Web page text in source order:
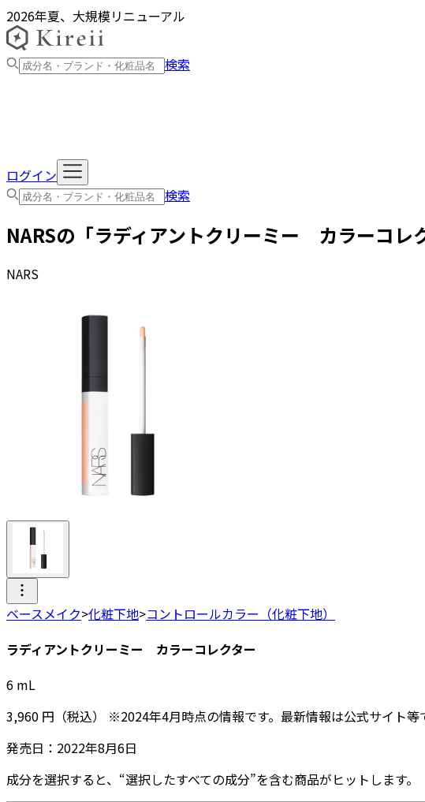
2026年夏、大規模リニューアル
検索
ログイン
検索
NARSの「ラディアントクリーミー カラーコレ
NARS
ベースメイク>化粧下地>コントロールカラー（化粧下地）
ラディアントクリーミー カラーコレクター
6 mL
3,960 円 （税込） ※2024年4月時点の情報です。最新情報は公式サイト等
発売日： 2022年8月6日
成分を選択すると、“選択したすべての成分”を含む商品がヒットします。